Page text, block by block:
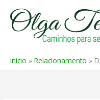
para
Início Relacionamento